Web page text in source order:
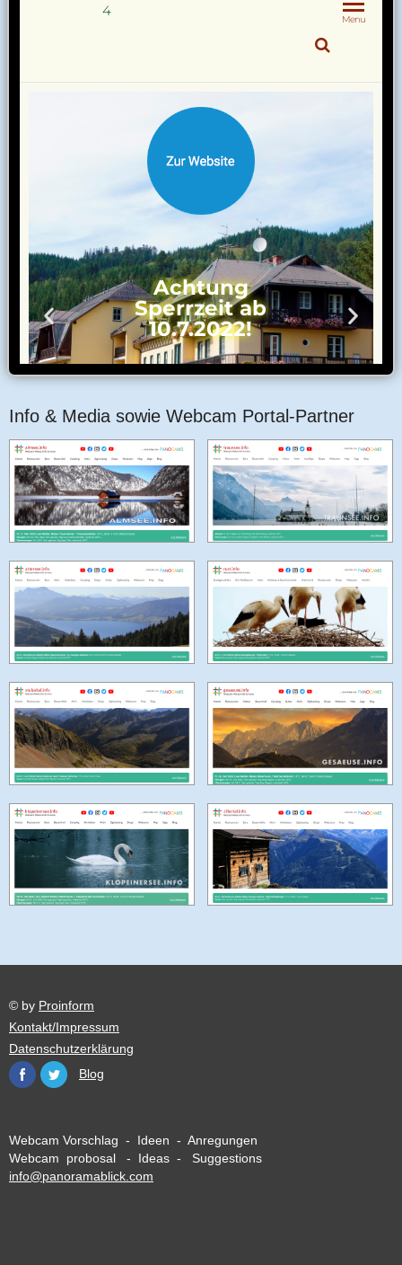
Info & Media sowie Webcam Portal-Partner
© by Proinform
Kontakt/Impressum
Datenschutzerklärung
Blog
Webcam Vorschlag - Ideen - Anregungen
Webcam probosal - Ideas - Suggestions
info@panoramablick.com